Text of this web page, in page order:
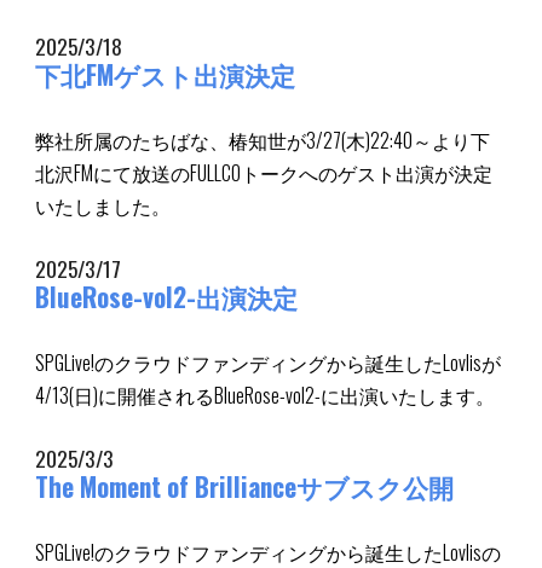
2025/3/18
下北FMゲスト出演決定
弊社所属のたちばな、椿知世が3/27(木)22:40～より下
北沢FMにて放送のFULLCOトークへのゲスト出演が決定
いたしました。
2025/3/17
BlueRose-vol2-出演決定
SPGLive!のクラウドファンディングから誕生したLovlisが
4/13(日)に開催されるBlueRose-vol2-に出演いたします。
2025/3/3
The Moment of Brillianceサブスク公開
SPGLive!のクラウドファンディングから誕生したLovlisの